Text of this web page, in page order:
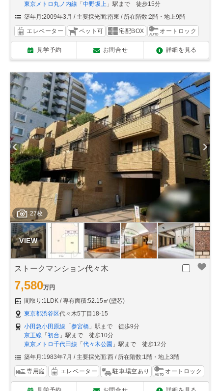
東京メトロ丸ノ内線 「 中野坂上 」駅まで 徒歩15分
築年月:2009年3月
主要採光面:南東 所在階数:2階・地上9階
エレベーター ペット可 宅配BOX オートロック
見学予約 お問合せ 詳細を見る
27枚
ストークマンション代々木
7,580万円
間取り:1LDK
専有面積:52.15㎡(壁芯)
東京都渋谷区代々木5丁目18-15
小田急小田原線 「 参宮橋 」駅まで 徒歩9分
京王線 「 初台 」駅まで 徒歩10分
東京メトロ千代田線 「 代々木公園 」駅まで 徒歩12分
築年月:1983年7月
主要採光面:西 所在階数:1階・地上3階
専用庭 エレベーター 駐車場空あり オートロック